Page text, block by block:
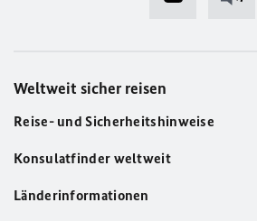
Weltweit sicher reisen
Reise- und Sicherheitshinweise
Konsulatfinder weltweit
Länderinformationen